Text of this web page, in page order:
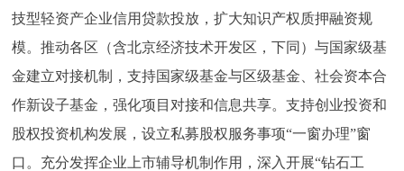
ITALIANO
回到顶部
技型轻资产企业信用贷款投放，扩大知识产权质押融资规
模。推动各区（含北京经济技术开发区，下同）与国家级基
金建立对接机制，支持国家级基金与区级基金、社会资本合
作新设子基金，强化项目对接和信息共享。支持创业投资和
股权投资机构发展，设立私募股权服务事项“一窗办理”窗
口。充分发挥企业上市辅导机制作用，深入开展“钻石工